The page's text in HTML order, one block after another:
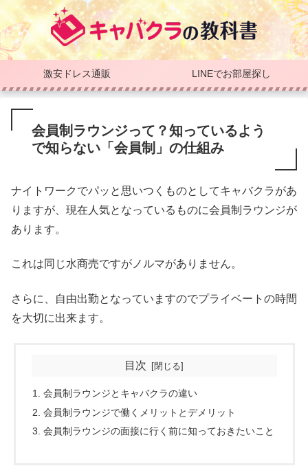
激安ドレス通販 LINEでお部屋探し
会員制ラウンジって？知っているよう
で知らない「会員制」の仕組み
ナイトワークでパッと思いつくものとしてキャバクラがあ
りますが、現在人気となっているものに会員制ラウンジが
あります。
これは同じ水商売ですがノルマがありません。
さらに、自由出勤となっていますのでプライベートの時間
を大切に出来ます。
目次
会員制ラウンジとキャバクラの違い
会員制ラウンジで働くメリットとデメリット
会員制ラウンジの面接に行く前に知っておきたいこと